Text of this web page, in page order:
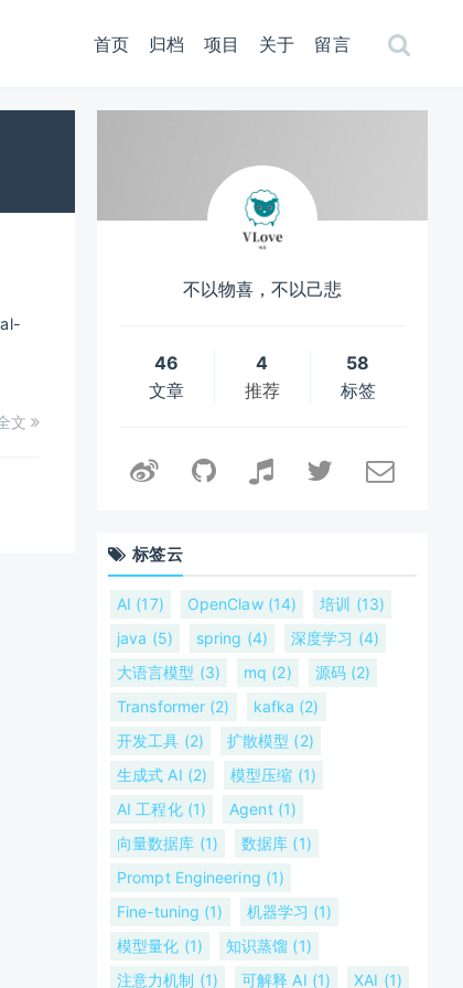
首页 归档 项目 关于 留言
文
不以物喜，不以己悲
46
文章
4
推荐
58
标签
标签云
AI (17) OpenClaw (14)
培训 (13)
java (5)
spring (4)
深度学习 (4)
大语言模型 (3)
mq (2)
源码 (2)
Transformer (2)
kafka (2)
开发工具 (2)
扩散模型 (2)
生成式 AI (2)
模型压缩 (1)
AI 工程化 (1)
Agent (1)
向量数据库 (1)
数据库 (1)
Prompt Engineering (1)
Fine-tuning (1)
机器学习 (1)
模型量化 (1)
知识蒸馏 (1)
注意力机制 (1)
可解释 AI (1) XAI (1)